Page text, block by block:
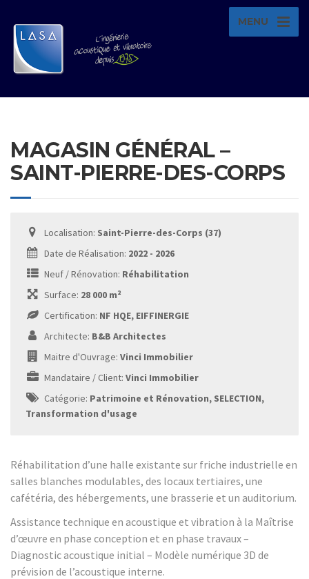
MENU
MAGASIN GÉNÉRAL –
SAINT-PIERRE-DES-CORPS
Localisation: Saint-Pierre-des-Corps (37)
Date de Réalisation: 2022 - 2026
Neuf / Rénovation: Réhabilitation
Surface: 28 000 m²
Certification: NF HQE, EIFFINERGIE
Architecte: B&B Architectes
Maitre d'Ouvrage: Vinci Immobilier
Mandataire / Client: Vinci Immobilier
Catégorie: Patrimoine et Rénovation, SELECTION,
Transformation d'usage
Réhabilitation d’une halle existante sur friche industrielle en
salles blanches modulables, des locaux tertiaires, une
cafétéria, des hébergements, une brasserie et un auditorium.
Assistance technique en acoustique et vibration à la Maîtrise
d’œuvre en phase conception et en phase travaux –
Diagnostic acoustique initial – Modèle numérique 3D de
prévision de l’acoustique interne.